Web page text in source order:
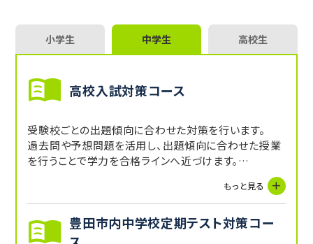
小学生 中学生 高校生
高校入試対策コース
受験校ごとの出題傾向に合わせた対策を行います。
過去問や予想問題を活用し、出題傾向に合わせた授業
を行うことで学力を合格ラインへ近づけます。
学校によって出題形式や難易度が大きく異なるため、志
望校に特化したカリキュラムで効率よく得点力を養いま
す。
もっと見る
豊田市内中学校定期テスト対策コー